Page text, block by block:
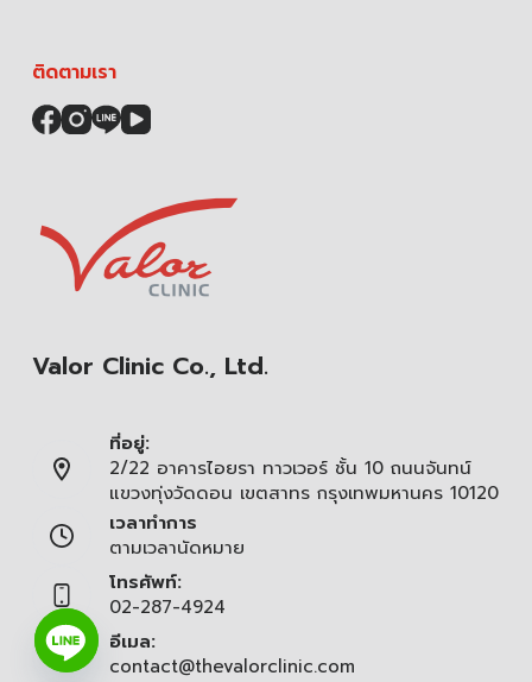
ติดตามเรา
Valor Clinic Co., Ltd.
ที่อยู่:
2/22 อาคารไอยรา ทาวเวอร์ ชั้น 10 ถนนจันทน์
แขวงทุ่งวัดดอน เขตสาทร กรุงเทพมหานคร 10120
เวลาทำการ
ตามเวลานัดหมาย
โทรศัพท์:
02-287-4924
อีเมล:
contact@thevalorclinic.com